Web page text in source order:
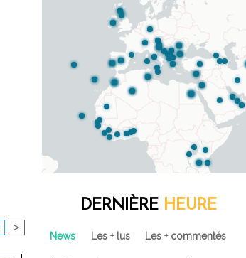
>
DERNIÈRE HEURE
News Les + lus Les + commentés